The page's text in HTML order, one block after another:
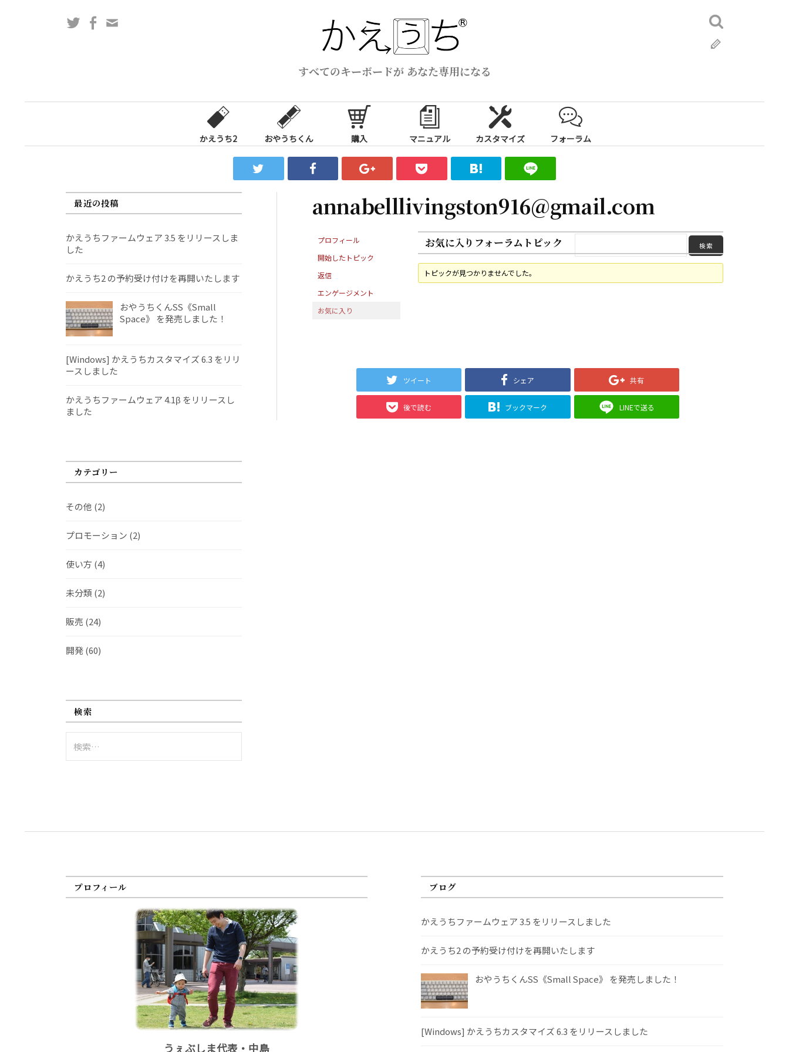
ス
すべてのキーボードが あなた専用になる
TwitterFacebook
検
索:
かえうち2 おやうちくん 購入 マニュアル カスタマイズ フォーラム
annabelllivingston916@gmail.com
プロフィール
開始したトピック
返信
エンゲージメント
お気に入り
お気に入りフォーラムトピック
トピックが見つかりませんでした。
ツイート シェア 共有
後で読む ブックマーク LINEで送る
最近の投稿
かえうちファームウェア 3.5 をリリースしま
した
かえうち2 の予約受け付けを再開いたします
おやうちくんSS《Small
Space》 を発売しました！
[Windows] かえうちカスタマイズ 6.3 をリリ
ースしました
かえうちファームウェア 4.1β をリリースし
ました
カテゴリー
その他 (2)
プロモーション (2)
使い方 (4)
未分類 (2)
販売 (24)
開発(60)
検索
索:
プロフィール
うぇぶしま代表・中島
ブログ
かえうちファームウェア 3.5 をリリースしました
かえうち2 の予約受け付けを再開いたします
おやうちくんSS《Small Space》 を発売しました！
[Windows] かえうちカスタマイズ 6.3 をリリースしました